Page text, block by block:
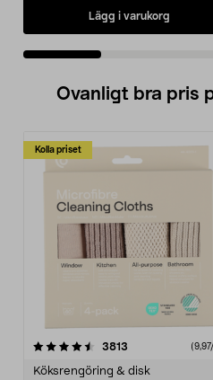
Lägg i varukorg
Ovanligt bra pris
Kolla priset
3813
Köksrengöring & disk
4.0av 5 stjärnor